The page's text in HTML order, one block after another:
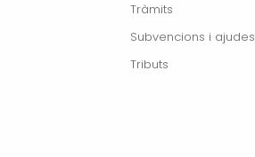
Tràmits
Subvencions i ajudes
Tributs